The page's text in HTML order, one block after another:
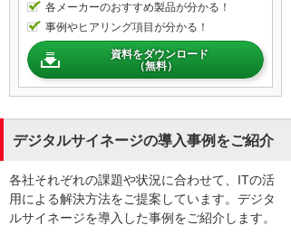
るさまざまなシーンでご利用いただけま
す。
このほかにも、機器やソフトウェアへの組
み上げなど、ナレーションやガイダンスを
必要とするさまざまなシーンで幅広く活躍
ションを作成できますので、海外からお越
しの方向けの観光案内の制作にも役立ちま
す。
各メーカーのおすすめ製品が分かる！
事例やヒアリング項目が分かる！
資料をダウンロード
（無料）
デジタルサイネージの導入事例をご紹介
各社それぞれの課題や状況に合わせて、ITの活
用による解決方法をご提案しています。デジタ
ルサイネージを導入した事例をご紹介します。